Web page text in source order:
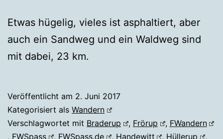
Etwas hügelig, vieles ist asphaltiert, aber
auch ein Sandweg und ein Waldweg sind
mit dabei, 23 km.
Veröffentlicht am 2. Juni 2017
Kategorisiert als Wandern
Verschlagwortet mit Braderup , Frörup , FWandern
, FWSpass , FWSpass.de , Handewitt , Hüllerup
,